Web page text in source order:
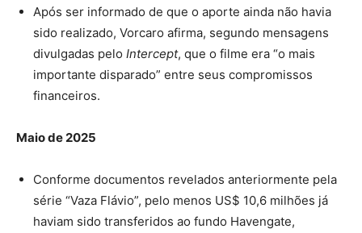
Após ser informado de que o aporte ainda não havia
sido realizado, Vorcaro afirma, segundo mensagens
divulgadas pelo Intercept, que o filme era “o mais
importante disparado” entre seus compromissos
financeiros.
Maio de 2025
Conforme documentos revelados anteriormente pela
série “Vaza Flávio”, pelo menos US$ 10,6 milhões já
haviam sido transferidos ao fundo Havengate,